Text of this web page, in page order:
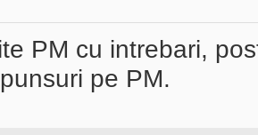
PM cu intrebari,
pe PM.